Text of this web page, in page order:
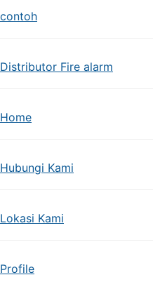
contoh
Distributor Fire alarm
Home
Hubungi Kami
Lokasi Kami
Profile